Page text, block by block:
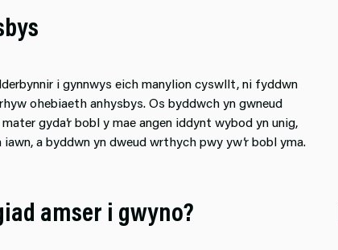
i gynnwys eich manylion cyswllt, ni fyddwn
ohebiaeth anhysbys. Os byddwch yn gwneud
gyda’r bobl y mae angen iddynt wybod yn unig,
a byddwn yn dweud wrthych pwy yw’r bobl yma.
amser i gwyno?